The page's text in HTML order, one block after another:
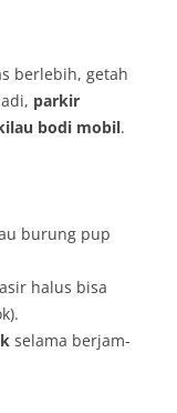
berlebih, getah
parkir
bodi mobil.
burung pup
halus bisa
selama berjam-